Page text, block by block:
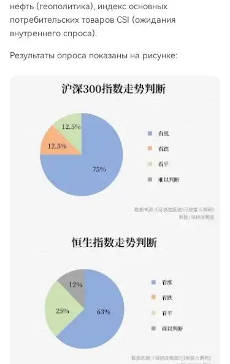
нефть (геополитика), индекс основных
потребительских товаров CSI (ожидания
внутреннего спроса).
Результаты опроса показаны на рисунке: